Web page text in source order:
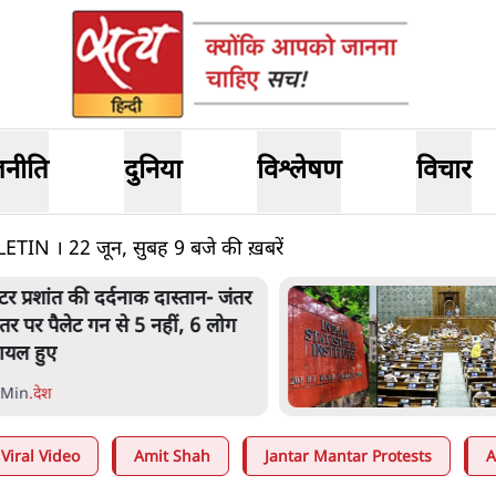
दुनिया विश्लेषण विचार
। 22 जून, सुबह 9 बजे की ख़बरें
प्रशांत की दर्दनाक दास्तान- जंतर
पर पैलेट गन से 5 नहीं, 6 लोग
हुए
.देश
Viral Video Amit Shah Jantar Mantar Protests